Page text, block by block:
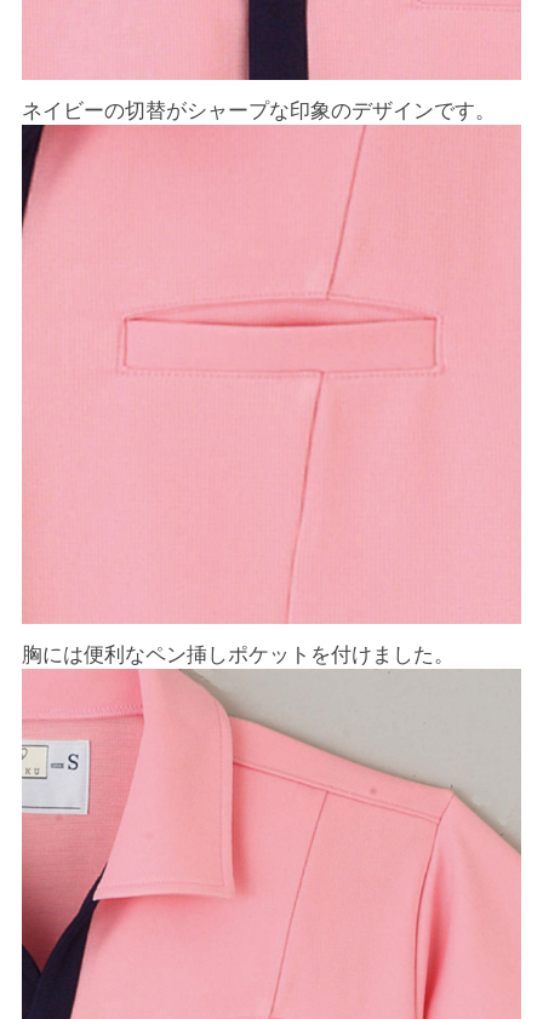
ネイビーの切替がシャープな印象のデザインです。
胸には便利なペン挿しポケットを付けました。